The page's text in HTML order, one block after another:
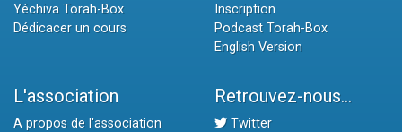
Yéchiva Torah-Box
Dédicacer un cours
Inscription
Podcast Torah-Box
English Version
L'association
A propos de l'association
Retrouvez-nous...
Twitter